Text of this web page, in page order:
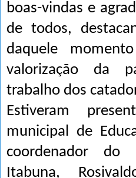
boas-vindas e
de todos,
daquele
valorização da
trabalho dos
Estiveram
municipal de
coordenador do
Itabuna,